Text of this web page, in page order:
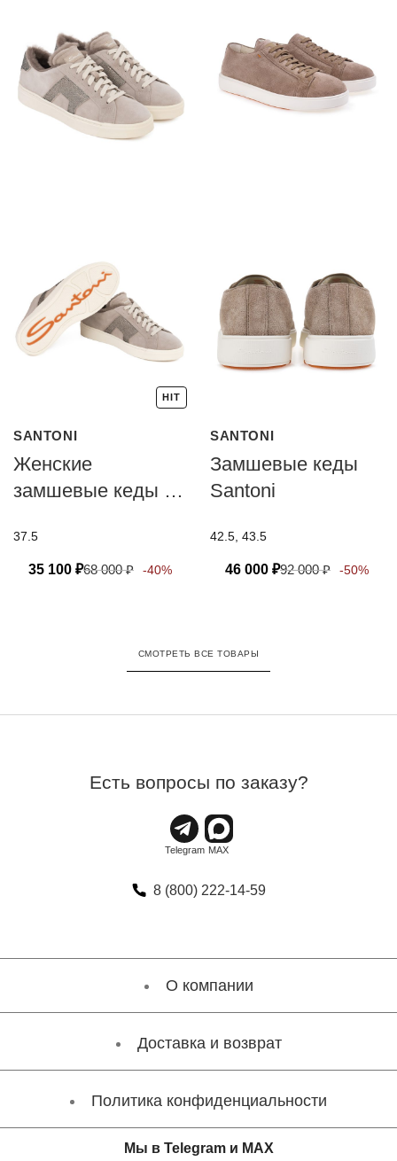
HIT
SANTONI
Женские
замшевые кеды с
37.5
35 100 ₽68 000₽ -40%
SANTONI
Замшевые кеды
Santoni
42.5, 43.5
46 000 ₽92 000₽ -50%
СМОТРЕТЬ ВСЕ ТОВАРЫ
Есть вопросы по заказу?
8 (800) 222-14-59
О компании
Доставка и возврат
Политика конфиденциальности
Мы в Telegram и MAX